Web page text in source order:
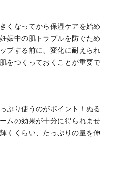
くなってから保湿ケアを始め
娠中の肌トラブルを防ぐため
プする前に、変化に耐えられ
をつくっておくことが重要で
ぷり使うのがポイント！ぬる
ムの効果が十分に得られませ
くくらい、たっぷりの量を伸